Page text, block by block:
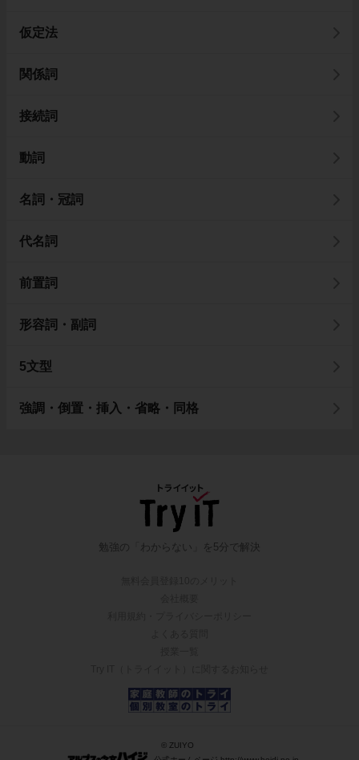
仮定法
関係詞
接続詞
動詞
名詞・冠詞
代名詞
前置詞
形容詞・副詞
5文型
強調・倒置・挿入・省略・同格
勉強の「わからない」を5分で解決
© ZUIYO